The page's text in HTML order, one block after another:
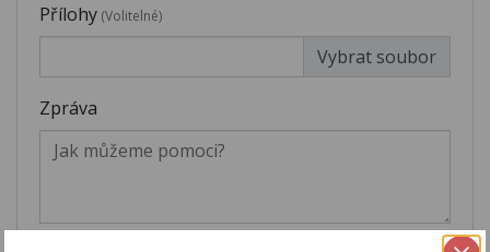
Přílohy (Volitelné)
Zpráva